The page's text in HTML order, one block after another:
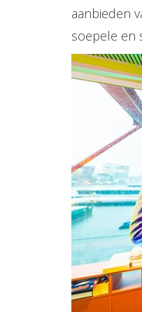
aanbieden
soepele en